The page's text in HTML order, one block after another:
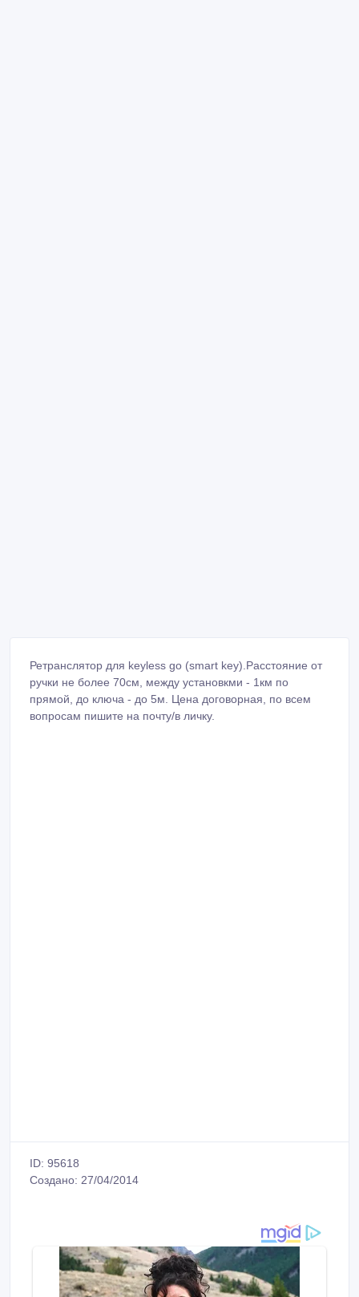
Ретранслятор для keyless go (smart key).Расстояние от
ручки не более 70см, между установкми - 1км по
прямой, до ключа - до 5м. Цена договорная, по всем
вопросам пишите на почту/в личку.
ID: 95618
Создано: 27/04/2014